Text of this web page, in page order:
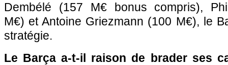
Dembélé (157 M€ bonus compris),
M€) et Antoine Griezmann (100 M€), le
stratégie.
Le Barça a-t-il raison de brader ses